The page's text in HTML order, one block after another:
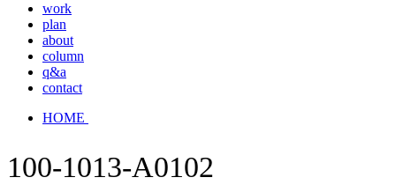
work
plan
about
column
q&a
contact
HOME
100-1013-A0102